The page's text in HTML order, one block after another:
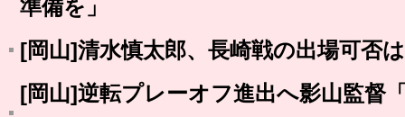
準備を」
[岡山]清水慎太郎、長崎戦の出場可否
[岡山]逆転プレーオフ進出へ影山監督